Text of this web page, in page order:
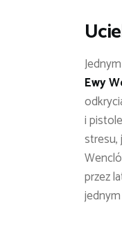
Ewy
i
stresu,
przez